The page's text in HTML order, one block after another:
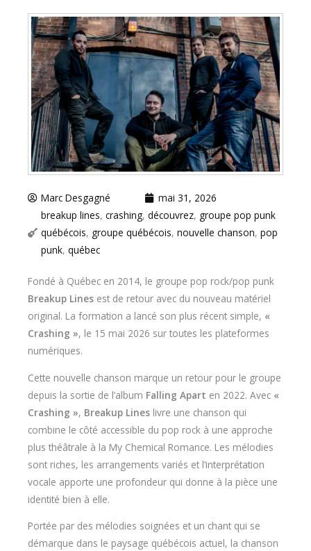
Marc Desgagné
mai 31, 2026
breakup lines, crashing, découvrez, groupe pop punk
québécois, groupe québécois, nouvelle chanson, pop
punk, québec
Fondé à Québec en 2014, le groupe pop rock/pop punk
Breakup Lines est de retour avec du nouveau matériel
original. La formation a lancé son plus récent simple, «
Crashing », le 15 mai 2026 sur toutes les plateformes
numériques.
Cette nouvelle chanson marque un retour pour le groupe
depuis la sortie de l’album Falling Apart en 2022. Avec «
Crashing », Breakup Lines livre une chanson qui
combine le côté accessible du pop rock à une approche
plus théâtrale à la My Chemical Romance. Les mélodies
sont riches, les arrangements variés et l’interprétation
vocale apporte une profondeur qui donne à la pièce une
identité bien à elle.
Portée par des mélodies soignées et un chant qui se
démarque dans le paysage québécois actuel, la chanson